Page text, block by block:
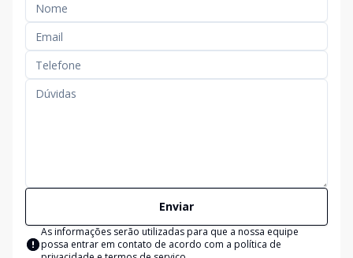
Enviar
As informações serão utilizadas para que a nossa equipe
possa entrar em contato de acordo com a política de